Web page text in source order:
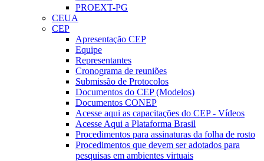
PROEXT-PG
CEUA
CEP
Apresentação CEP
Equipe
Representantes
Cronograma de reuniões
Submissão de Protocolos
Documentos do CEP (Modelos)
Documentos CONEP
Acesse aqui as capacitações do CEP - Vídeos
Acesse Aqui a Plataforma Brasil
Procedimentos para assinaturas da folha de rosto
Procedimentos que devem ser adotados para
pesquisas em ambientes virtuais